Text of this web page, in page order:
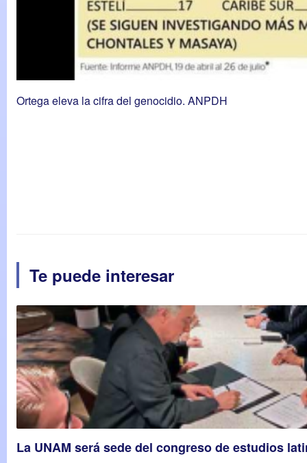
Ortega eleva la cifra del genocidio. ANPDH
Te puede interesar
La UNAM será sede del congreso de estudios